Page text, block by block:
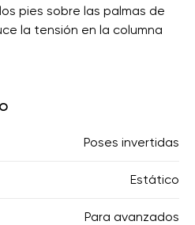
pies sobre las palmas de
la tensión en la columna
Poses invertidas
Estático
Para avanzados